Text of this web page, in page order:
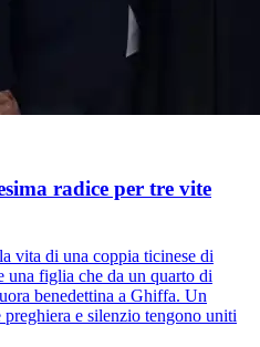
radice per tre vite
vita di una coppia ticinese di
una figlia che da un quarto di
benedettina a Ghiffa. Un
e silenzio tengono uniti